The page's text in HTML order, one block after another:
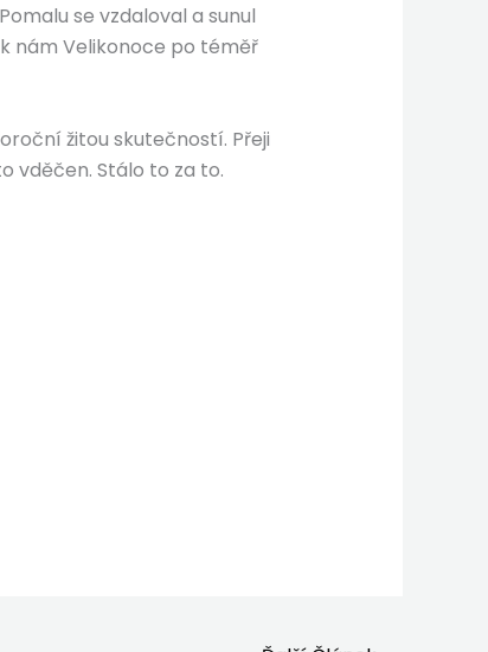
se vzdaloval a sunul
nám Velikonoce po téměř
žitou skutečností. Přeji
vděčen. Stálo to za to.